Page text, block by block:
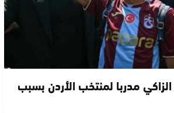
مدربا لمنتخب الأردن بسبب